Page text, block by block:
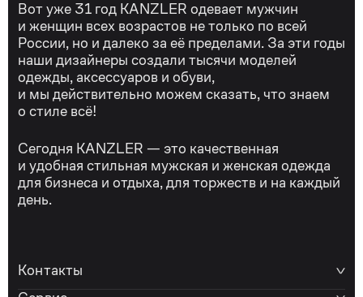
Вот уже 31 год KANZLER одевает мужчин
и женщин всех возрастов не только по всей
России, но и далеко за её пределами. За эти годы
наши дизайнеры создали тысячи моделей
одежды, аксессуаров и обуви,
и мы действительно можем сказать, что знаем
о стиле всё!
Сегодня KANZLER — это качественная
и удобная стильная мужская и женская одежда
для бизнеса и отдыха, для торжеств и на каждый
день.
Контакты